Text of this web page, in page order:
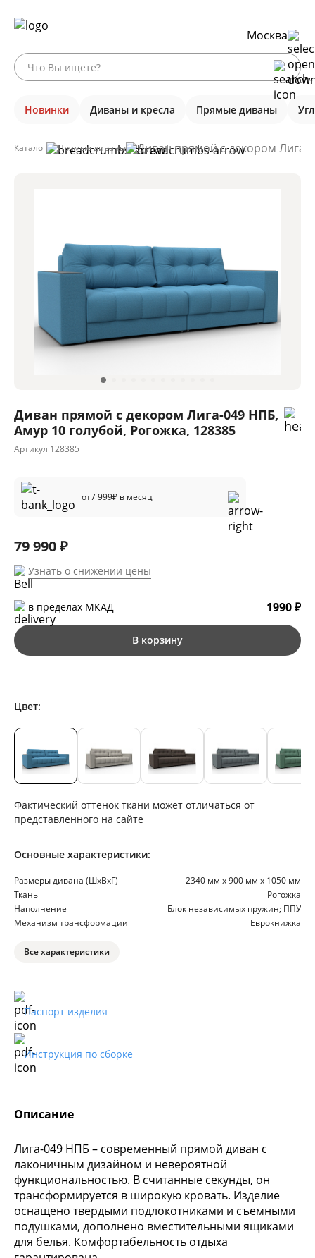
Москва
Новинки Диваны и кресла Прямые диваны
Каталог Прямые диваны Диван прямой с декором Лига-
Описание
Лига-049 НПБ – современный прямой диван с
лаконичным дизайном и невероятной
функциональностью. В считанные секунды, он
трансформируется в широкую кровать. Изделие
оснащено твердыми подлокотниками и съемными
подушками, дополнено вместительными ящиками
для белья. Комфортабельность отдыха
Диван прямой с декором Лига-049 НПБ,
Амур 10 голубой, Рогожка, 128385
Артикул 128385
от7 999₽ в месяц
79 990 ₽
Узнать о снижении цены
в пределах МКАД 1990 ₽
В корзину
Цвет:
Фактический оттенок ткани может отличаться от
представленного на сайте
Основные характеристики:
Размеры дивана (ШхВхГ)
2340 мм х 900 мм х 1050 мм
Ткань
Рогожка
Наполнение
Блок независимых пружин; ППУ
Механизм трансформации
Еврокнижка
Все характеристики
Паспорт изделия
Инструкция по сборке